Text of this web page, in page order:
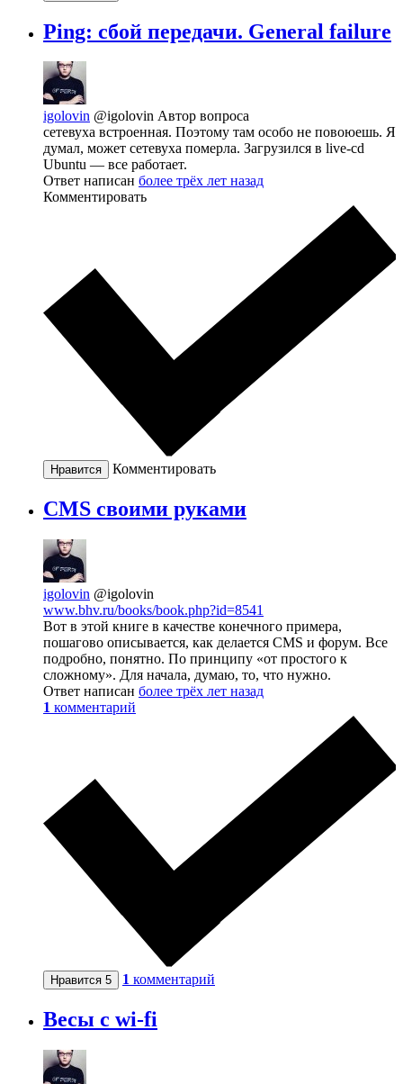
Ping: сбой передачи. General failure
igolovin @igolovin Автор вопроса
сетевуха встроенная. Поэтому там особо не повоюешь. Я
думал, может сетевуха померла. Загрузился в live-cd
Ubuntu — все работает.
Ответ написан более трёх лет назад
Комментировать
Нравится Комментировать
CMS своими руками
igolovin @igolovin
www.bhv.ru/books/book.php?id=8541
Вот в этой книге в качестве конечного примера,
пошагово описывается, как делается CMS и форум. Все
подробно, понятно. По принципу «от простого к
сложному». Для начала, думаю, то, что нужно.
Ответ написан более трёх лет назад
1 комментарий
Нравится 5 1 комментарий
Весы с wi-fi